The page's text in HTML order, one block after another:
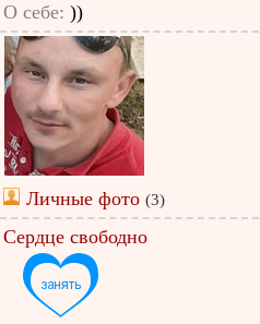
О себе: ))
Личные фото (3)
Сердце свободно